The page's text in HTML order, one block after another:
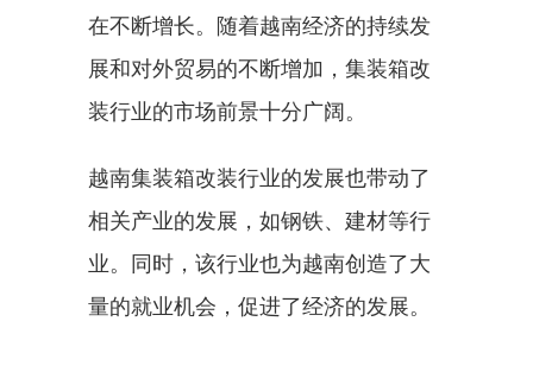
在不断增长。随着越南经济的持续发
展和对外贸易的不断增加，集装箱改
装行业的市场前景十分广阔。
越南集装箱改装行业的发展也带动了
相关产业的发展，如钢铁、建材等行
业。同时，该行业也为越南创造了大
量的就业机会，促进了经济的发展。